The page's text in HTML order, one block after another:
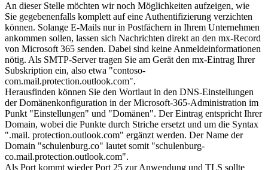
An dieser Stelle möchten wir noch Möglichkeiten aufzeigen, wie
Sie gegebenenfalls komplett auf eine Authentifizierung verzichten
können. Solange E-Mails nur in Postfächern in Ihrem Unternehmen
ankommen sollen, lassen sich Nachrichten direkt an den mx-Record
von Microsoft 365 senden. Dabei sind keine Anmeldeinformationen
nötig. Als SMTP-Server tragen Sie am Gerät den mx-Eintrag Ihrer
Subskription ein, also etwa "contoso-
com.mail.protection.outlook.com".
Herausfinden können Sie den Wortlaut in den DNS-Einstellungen
der Domänenkonfiguration in der Microsoft-365-Administration im
Punkt "Einstellungen" und "Domänen". Der Eintrag entspricht Ihrer
Domain, wobei die Punkte durch Striche ersetzt und um die Syntax
".mail. protection.outlook.com" ergänzt werden. Der Name der
Domain "schulenburg.co" lautet somit "schulenburg-
co.mail.protection.outlook.com".
Als Port kommt wieder Port 25 zur Anwendung und TLS sollte